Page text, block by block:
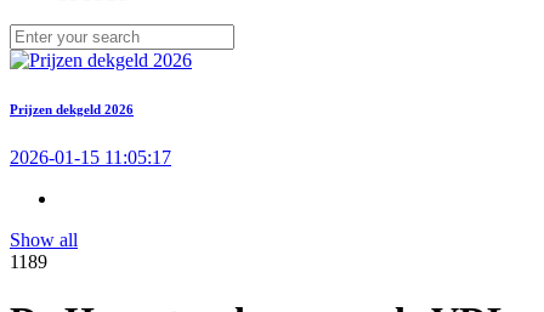
Prijzen dekgeld 2026
2026-01-15 11:05:17
Show all
1189